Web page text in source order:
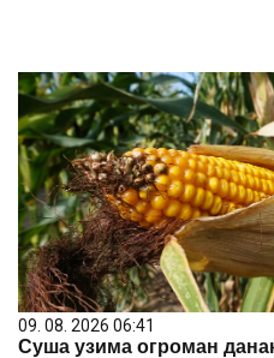
09. 08. 2026 06:41
Суша узима огроман